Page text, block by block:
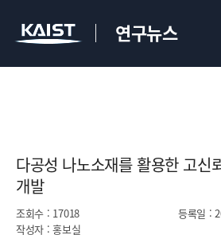
연구뉴스
다공성 나노소재를 활용한 고신
개발​
조회수 : 17018 등록일 :
작성자 : 홍보실